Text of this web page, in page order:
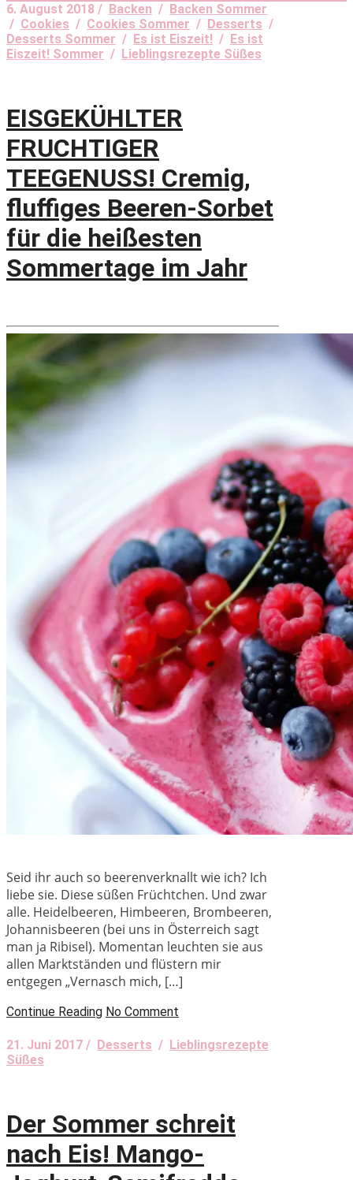
6. August 2018 / Backen / Backen Sommer
/ Cookies / Cookies Sommer / Desserts /
Desserts Sommer / Es ist Eiszeit! / Es ist
Eiszeit! Sommer / Lieblingsrezepte Süßes
EISGEKÜHLTER
FRUCHTIGER
TEEGENUSS! Cremig,
fluffiges Beeren-Sorbet
für die heißesten
Sommertage im Jahr
Seid ihr auch so beerenverknallt wie ich? Ich
liebe sie. Diese süßen Früchtchen. Und zwar
alle. Heidelbeeren, Himbeeren, Brombeeren,
Johannisbeeren (bei uns in Österreich sagt
man ja Ribisel). Momentan leuchten sie aus
allen Marktständen und flüstern mir
entgegen „Vernasch mich, […]
Continue Reading No Comment
21. Juni 2017 / Desserts / Lieblingsrezepte
Süßes
Der Sommer schreit
nach Eis! Mango-